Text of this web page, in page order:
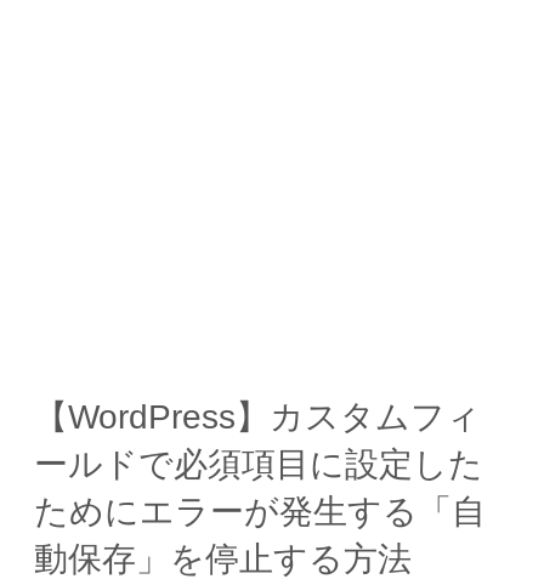
【WordPress】カスタムフィ
ールドで必須項目に設定した
ためにエラーが発生する「自
動保存」を停止する方法